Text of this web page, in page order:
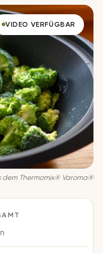
VIDEO VERFÜGBAR
dem Thermomix® Va­ro­ma®